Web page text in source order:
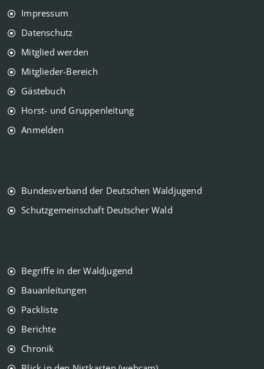
Impressum
Datenschutz
Mitglied werden
Mitglieder-Bereich
Gästebuch
Horst- und Gruppenleitung
Anmelden
Bundesverband der Deutschen Waldjugend
Schutzgemeinschaft Deutscher Wald
Begriffe in der Waldjugend
Bauanleitungen
Packliste
Berichte
Chronik